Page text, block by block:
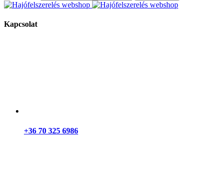
Kapcsolat
+36 70 325 6986